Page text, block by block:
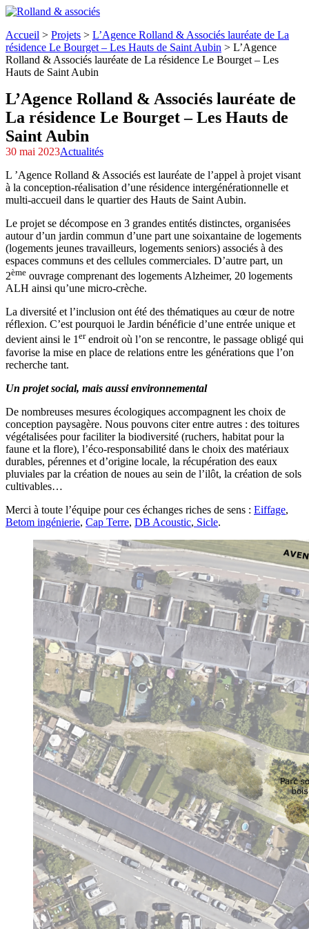
Accueil > Projets > L’Agence Rolland & Associés lauréate de La
résidence Le Bourget – Les Hauts de Saint Aubin > L’Agence
Rolland & Associés lauréate de La résidence Le Bourget – Les
Hauts de Saint Aubin
L’Agence Rolland & Associés lauréate de
La résidence Le Bourget – Les Hauts de
Saint Aubin
30 mai 2023Actualités
L ’Agence Rolland & Associés est lauréate de l’appel à projet visant
à la conception-réalisation d’une résidence intergénérationnelle et
multi-accueil dans le quartier des Hauts de Saint Aubin.
Le projet se décompose en 3 grandes entités distinctes, organisées
autour d’un jardin commun d’une part une soixantaine de logements
(logements jeunes travailleurs, logements seniors) associés à des
espaces communs et des cellules commerciales. D’autre part, un
2ème ouvrage comprenant des logements Alzheimer, 20 logements
ALH ainsi qu’une micro-crèche.
La diversité et l’inclusion ont été des thématiques au cœur de notre
réflexion. C’est pourquoi le Jardin bénéficie d’une entrée unique et
devient ainsi le 1erendroit où l’on se rencontre, le passage obligé qui
favorise la mise en place de relations entre les générations que l’on
recherche tant.
Un projet social, mais aussi environnemental
De nombreuses mesures écologiques accompagnent les choix de
conception paysagère. Nous pouvons citer entre autres : des toitures
végétalisées pour faciliter la biodiversité (ruchers, habitat pour la
faune et la flore), l’éco-responsabilité dans le choix des matériaux
durables, pérennes et d’origine locale, la récupération des eaux
pluviales par la création de noues au sein de l’ilôt, la création de sols
cultivables…
Merci à toute l’équipe pour ces échanges riches de sens : Eiffage,
Betom ingénierie, Cap Terre, DB Acoustic, Sicle.